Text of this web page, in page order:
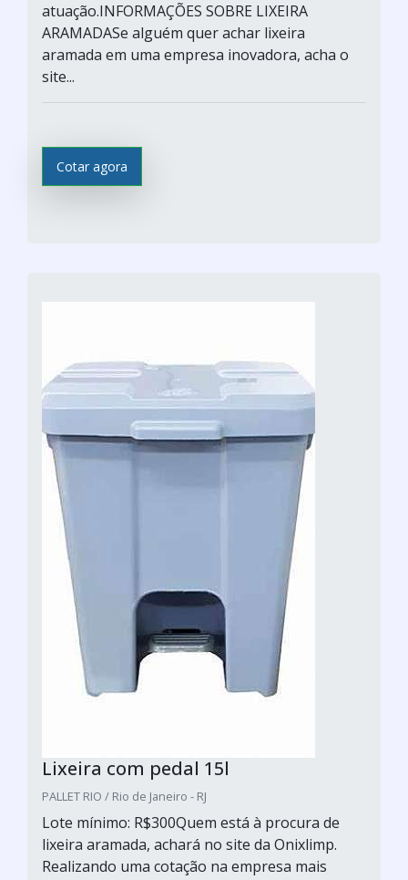
atuação.INFORMAÇÕES SOBRE LIXEIRA
ARAMADASe alguém quer achar lixeira
aramada em uma empresa inovadora, acha o
site...
Cotar agora
Lixeira com pedal 15l
PALLET RIO / Rio de Janeiro - RJ
Lote mínimo: R$300Quem está à procura de
lixeira aramada, achará no site da Onixlimp.
Realizando uma cotação na empresa mais